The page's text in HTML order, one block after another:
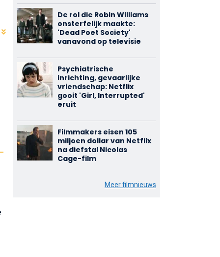
De rol die Robin Williams
onsterfelijk maakte:
'Dead Poet Society'
vanavond op televisie
Psychiatrische
inrichting, gevaarlijke
vriendschap: Netflix
gooit 'Girl, Interrupted'
eruit
Filmmakers eisen 105
miljoen dollar van Netflix
na diefstal Nicolas
Cage-film
Meer filmnieuws